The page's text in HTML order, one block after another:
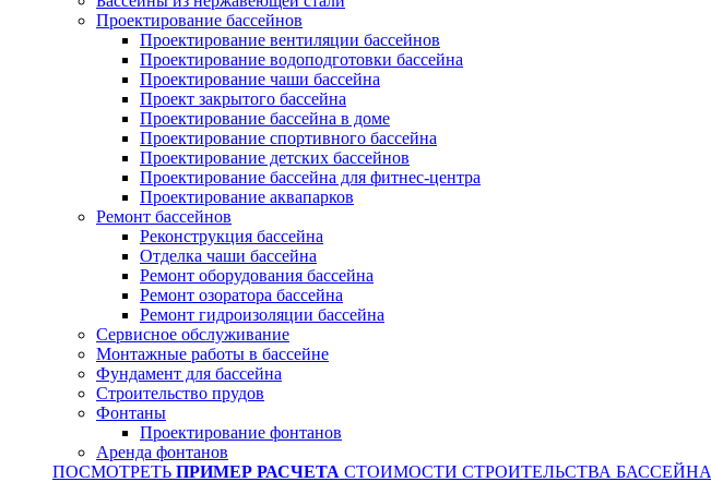
Проектирование бассейнов
Проектирование вентиляции бассейнов
Проектирование водоподготовки бассейна
Проектирование чаши бассейна
Проект закрытого бассейна
Проектирование бассейна в доме
Проектирование спортивного бассейна
Проектирование детских бассейнов
Проектирование бассейна для фитнес-центра
Проектирование аквапарков
Ремонт бассейнов
Реконструкция бассейна
Отделка чаши бассейна
Ремонт оборудования бассейна
Ремонт озоратора бассейна
Ремонт гидроизоляции бассейна
Сервисное обслуживание
Монтажные работы в бассейне
Фундамент для бассейна
Строительство прудов
Фонтаны
Проектирование фонтанов
Аренда фонтанов
ПОСМОТРЕТЬ ПРИМЕР РАСЧЕТА СТОИМОСТИ СТРОИТЕЛЬСТВА БАССЕЙНА